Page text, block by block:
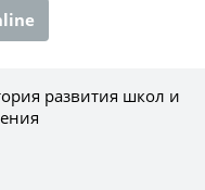
развития школ и